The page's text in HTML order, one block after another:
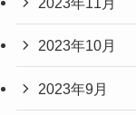
2023年10月
2023年9月